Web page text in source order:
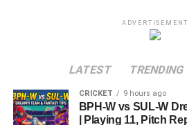
ADVERTISEMENT
LATEST TRENDING
CRICKET 9 hours ago
BPH-W vs SUL-W
| Playing 11, Pitch